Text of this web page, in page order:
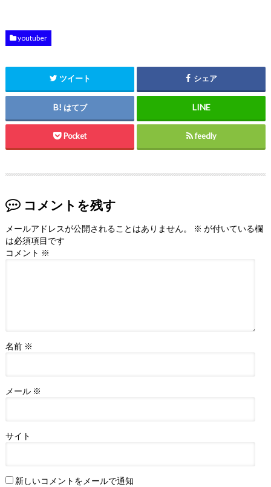
youtuber
ツイート シェア
はてブ
Pocket feedly
コメントを残す
メールアドレスが公開されることはありません。 ※ が付いている欄
は必須項目です
コメント ※
名前 ※
メール ※
サイト
新しいコメントをメールで通知